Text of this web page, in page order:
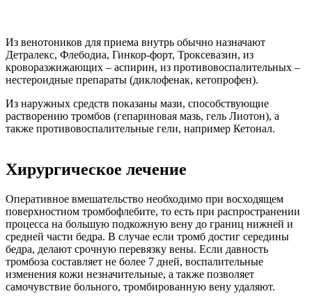
Из венотоников для приема внутрь обычно назначают
Детралекс, Флебодиа, Гинкор-форт, Троксевазин, из
кроворазжижающих – аспирин, из противовоспалительных –
нестероидные препараты (диклофенак, кетопрофен).
Из наружных средств показаны мази, способствующие
растворению тромбов (гепариновая мазь, гель Лиотон), а
также противовоспалительные гели, например Кетонал.
Хирургическое лечение
Оперативное вмешательство необходимо при восходящем
поверхностном тромбофлебите, то есть при распространении
процесса на большую подкожную вену до границ нижней и
средней части бедра. В случае если тромб достиг середины
бедра, делают срочную перевязку вены. Если давность
тромбоза составляет не более 7 дней, воспалительные
изменения кожи незначительные, а также позволяет
самочувствие больного, тромбированную вену удаляют.